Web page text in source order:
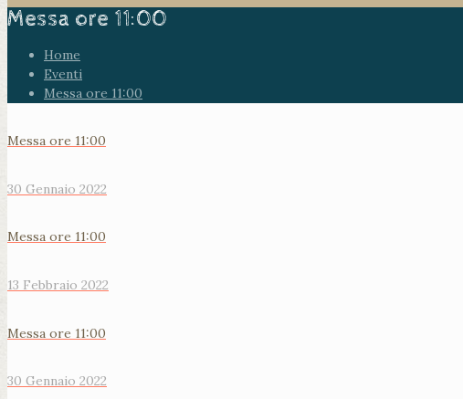
Messa ore 11:00
Home
Eventi
Messa ore 11:00
Messa ore 11:00
30 Gennaio 2022
Messa ore 11:00
13 Febbraio 2022
Messa ore 11:00
30 Gennaio 2022